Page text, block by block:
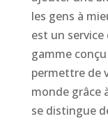
les gens à
est un
gamme
permettre de
monde grâce
se distingue